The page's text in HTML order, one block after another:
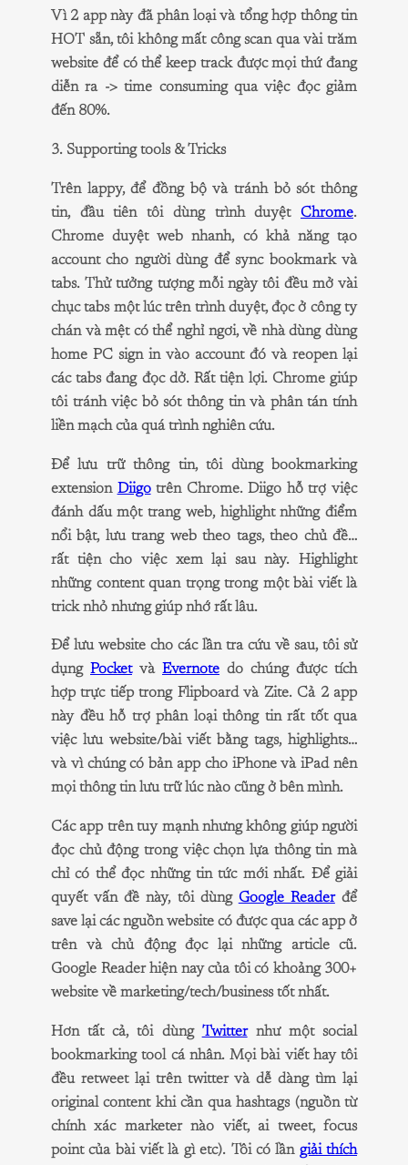
Vì 2 app này đã phân loại và tổng hợp thông tin
HOT sẵn, tôi không mất công scan qua vài trăm
website để có thể keep track được mọi thứ đang
diễn ra -> time consuming qua việc đọc giảm
đến 80%.
3. Supporting tools & Tricks
Trên lappy, để đồng bộ và tránh bỏ sót thông
tin, đầu tiên tôi dùng trình duyệt Chrome.
Chrome duyệt web nhanh, có khả năng tạo
account cho người dùng để sync bookmark và
tabs. Thử tưởng tượng mỗi ngày tôi đều mở vài
chục tabs một lúc trên trình duyệt, đọc ở công ty
chán và mệt có thể nghỉ ngơi, về nhà dùng dùng
home PC sign in vào account đó và reopen lại
các tabs đang đọc dở. Rất tiện lợi. Chrome giúp
tôi tránh việc bỏ sót thông tin và phân tán tính
liền mạch của quá trình nghiên cứu.
Để lưu trữ thông tin, tôi dùng bookmarking
extension Diigotrên Chrome. Diigo hỗ trợ việc
đánh dấu một trang web, highlight những điểm
nổi bật, lưu trang web theo tags, theo chủ đề…
rất tiện cho việc xem lại sau này. Highlight
những content quan trọng trong một bài viết là
trick nhỏ nhưng giúp nhớ rất lâu.
Để lưu website cho các lần tra cứu về sau, tôi sử
dụng Pocketvà Evernote do chúng được tích
hợp trực tiếp trong Flipboard và Zite. Cả 2 app
này đều hỗ trợ phân loại thông tin rất tốt qua
việc lưu website/bài viết bằng tags, highlights…
và vì chúng có bản app cho iPhone và iPad nên
mọi thông tin lưu trữ lúc nào cũng ở bên mình.
Các app trên tuy mạnh nhưng không giúp người
đọc chủ động trong việc chọn lựa thông tin mà
chỉ có thể đọc những tin tức mới nhất. Để giải
quyết vấn đề này, tôi dùng Google Readerđể
save lại các nguồn website có được qua các app ở
trên và chủ động đọc lại những article cũ.
Google Reader hiện nay của tôi có khoảng 300+
website về marketing/tech/business tốt nhất.
Hơn tất cả, tôi dùng Twitternhư một social
bookmarking tool cá nhân. Mọi bài viết hay tôi
đều retweet lại trên twitter và dễ dàng tìm lại
original content khi cần qua hashtags (nguồn từ
chính xác marketer nào viết, ai tweet, focus
point của bài viết là gì etc). Tôi có lần giải thích